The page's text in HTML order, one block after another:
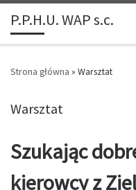
Przejdź do treści
P.P.H.U. WAP s.c.
Strona główna » Warsztat
Warsztat
Szukając
kierowcy z